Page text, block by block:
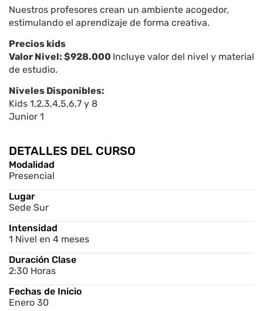
Nuestros profesores crean un ambiente acogedor,
estimulando el aprendizaje de forma creativa.
Precios kids
Valor Nivel: $928.000 Incluye valor del nivel y material
de estudio.
Niveles Disponibles:
Kids 1,2,3,4,5,6,7 y 8
Junior 1
DETALLES DEL CURSO
Modalidad
Presencial
Lugar
Sede Sur
Intensidad
1 Nivel en 4 meses
Duración Clase
2:30 Horas
Fechas de Inicio
Enero 30